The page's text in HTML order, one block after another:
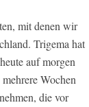
mit denen wir
Trigema hat
auf morgen
Wochen
die vor